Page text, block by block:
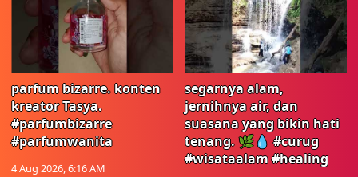
parfum bizarre. konten
kreator Tasya.
#parfumbizarre
#parfumwanita
4 Aug 2026, 6:16 AM
segarnya alam,
jernihnya air, dan
suasana yang bikin hati
tenang. 🌿💧 #curug
#wisataalam #healing